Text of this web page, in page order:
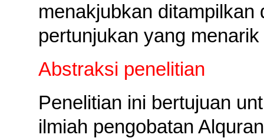
menakjubkan ditampilkan
pertunjukan yang
Abstraksi penelitian
Penelitian ini bertujuan
ilmiah pengobatan